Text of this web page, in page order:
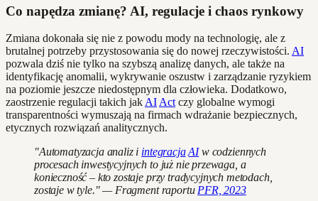
Co napędza zmianę? AI, regulacje i chaos rynkowy
Zmiana dokonała się nie z powodu mody na technologię, ale z
brutalnej potrzeby przystosowania się do nowej rzeczywistości. AI
pozwala dziś nie tylko na szybszą analizę danych, ale także na
identyfikację anomalii, wykrywanie oszustw i zarządzanie ryzykiem
na poziomie jeszcze niedostępnym dla człowieka. Dodatkowo,
zaostrzenie regulacji takich jak AI Act czy globalne wymogi
transparentności wymuszają na firmach wdrażanie bezpiecznych,
etycznych rozwiązań analitycznych.
"Automatyzacja analiz i integracja AIw codziennych
procesach inwestycyjnych to już nie przewaga, a
konieczność – kto zostaje przy tradycyjnych metodach,
zostaje w tyle." — Fragment raportu PFR, 2023